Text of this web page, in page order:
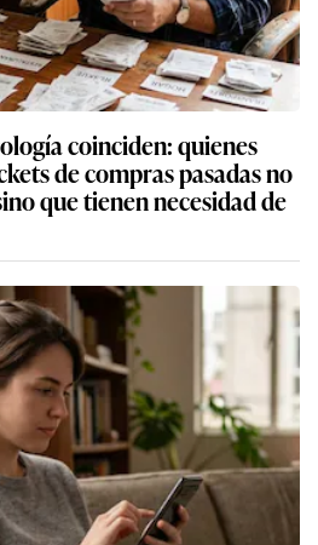
coinciden: quienes
de compras pasadas no
que tienen necesidad de